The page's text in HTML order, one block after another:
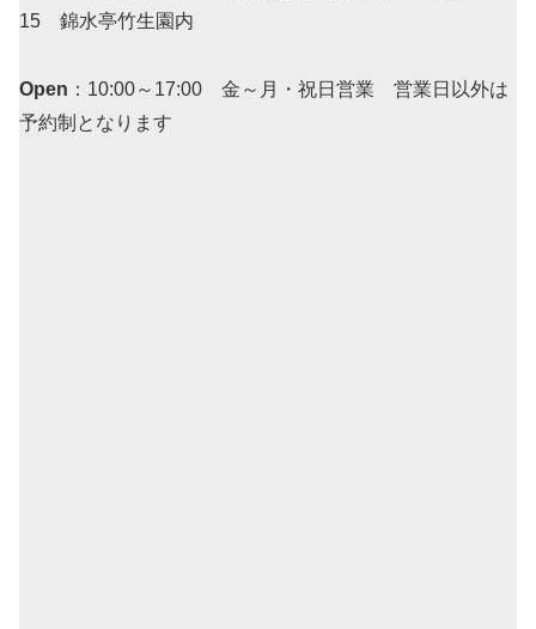
15 錦水亭竹生園内
Open ：10:00～17:00 金～月・祝日営業 営業日以外は
予約制となります